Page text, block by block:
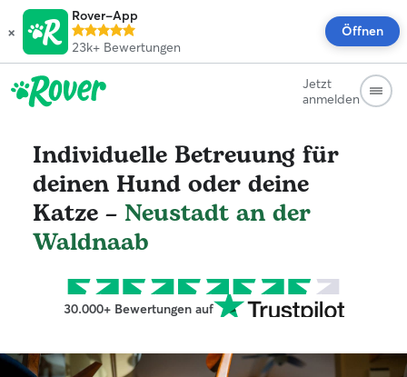
×
Rover-App
23k+ Bewertungen
Öffnen
Jetzt
anmelden
Individuelle Betreuung für
deinen Hund oder deine
Katze – Neustadt an der
Waldnaab
30.000+ Bewertungen auf